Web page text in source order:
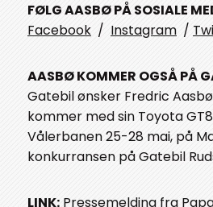
FØLG AASBØ PÅ SOSIALE
Facebook / Instagram /
AASBØ KOMMER OGSÅ PÅ
Gatebil ønsker Fredric
kommer med sin Toyota
Vålerbanen 25-28 mai, på
konkurransen på Gatebil
LINK: Pressemelding fra